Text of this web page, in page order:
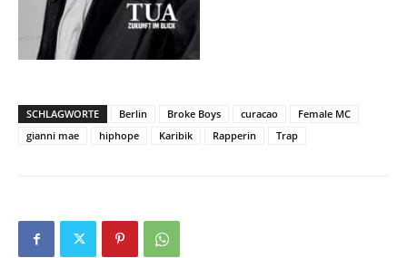
SCHLAGWORTE Berlin Broke Boys curacao
Female MC
gianni mae
hiphope Karibik Rapperin Trap